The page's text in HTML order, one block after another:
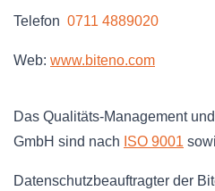
Telefon 0711 4889020
Web: www.biteno.com
Das Qualitäts-Management
GmbH sind nach ISO 9001
Datenschutzbeauftragter der